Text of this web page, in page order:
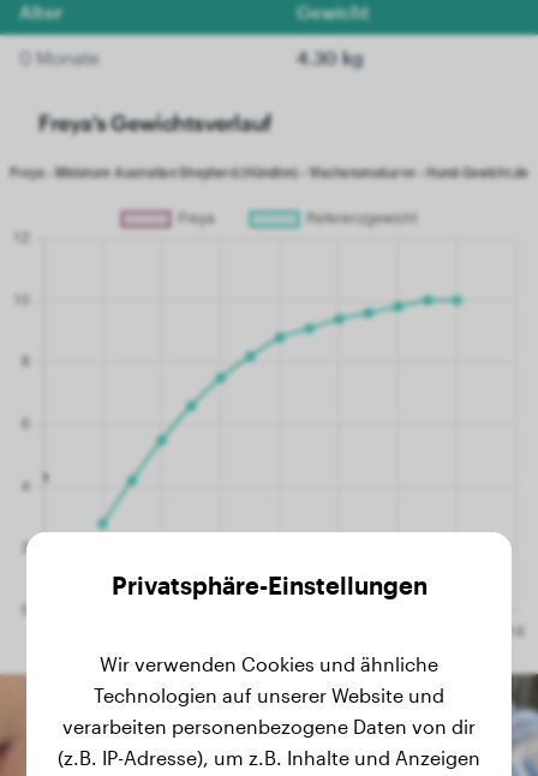
Alter Gewicht
0 Monate 4.30 kg
Freya's Gewichtsverlauf
Privatsphäre-Einstellungen
Wir verwenden Cookies und ähnliche
Technologien auf unserer Website und
verarbeiten personenbezogene Daten von dir
(z.B. IP-Adresse), um z.B. Inhalte und Anzeigen